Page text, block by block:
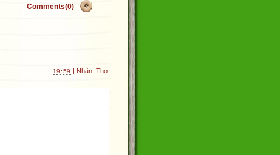
Comments(0)
19:59 | Nhãn: Thơ